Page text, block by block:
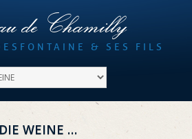
de Chamilly
& SES FILS
DIE WEINE …